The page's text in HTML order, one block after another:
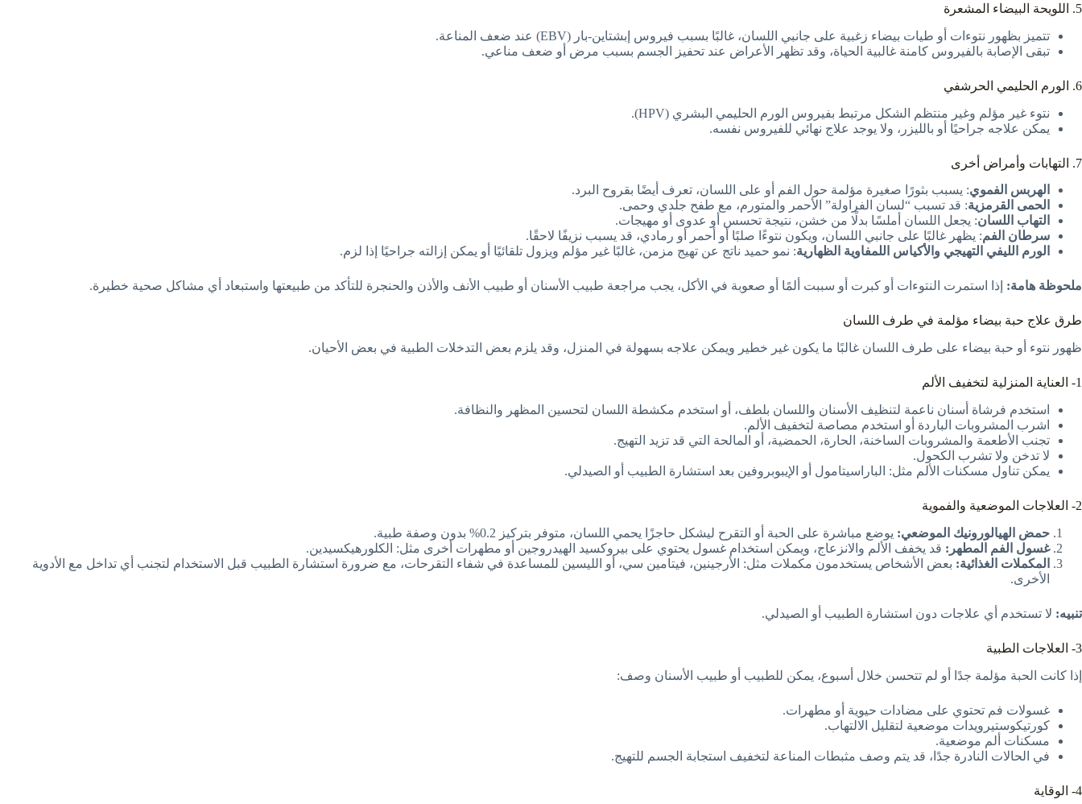
5. اللويحة البيضاء المشعرة
تتميز بظهور نتوءات أو طيات بيضاء زغبية على جانبي اللسان، غالبًا بسبب فيروس إبشتاين-بار (EBV) عند ضعف المناعة.
تبقى الإصابة بالفيروس كامنة غالبية الحياة، وقد تظهر الأعراض عند تحفيز الجسم بسبب مرض أو ضعف مناعي.
6. الورم الحليمي الحرشفي
نتوء غير مؤلم وغير منتظم الشكل مرتبط بفيروس الورم الحليمي البشري (HPV).
يمكن علاجه جراحيًا أو بالليزر، ولا يوجد علاج نهائي للفيروس نفسه.
7. التهابات وأمراض أخرى
الهربس الفموي: يسبب بثورًا صغيرة مؤلمة حول الفم أو على اللسان، تعرف أيضًا بقروح البرد.
الحمى القرمزية: قد تسبب “لسان الفراولة” الأحمر والمتورم، مع طفح جلدي وحمى.
التهاب اللسان: يجعل اللسان أملسًا بدلًا من خشن، نتيجة تحسس أو عدوى أو مهيجات.
سرطان الفم: يظهر غالبًا على جانبي اللسان، ويكون نتوءًا صلبًا أو أحمر أو رمادي، قد يسبب نزيفًا لاحقًا.
الورم الليفي التهيجي والأكياس اللمفاوية الظهارية: نمو حميد ناتج عن تهيج مزمن، غالبًا غير مؤلم ويزول تلقائيًا أو يمكن إزالته جراحيًا إذا لزم.
ملحوظة هامة: إذا استمرت النتوءات أو كبرت أو سببت ألمًا أو صعوبة في الأكل، يجب مراجعة طبيب الأسنان أو طبيب الأنف والأذن والحنجرة للتأكد من طبيعتها واستبعاد أي مشاكل صحية خطيرة.
طرق علاج حبة بيضاء مؤلمة في طرف اللسان
ظهور نتوء أو حبة بيضاء على طرف اللسان غالبًا ما يكون غير خطير ويمكن علاجه بسهولة في المنزل، وقد يلزم بعض التدخلات الطبية في بعض الأحيان.
1- العناية المنزلية لتخفيف الألم
استخدم فرشاة أسنان ناعمة لتنظيف الأسنان واللسان بلطف، أو استخدم مكشطة اللسان لتحسين المظهر والنظافة.
اشرب المشروبات الباردة أو استخدم مصاصة لتخفيف الألم.
تجنب الأطعمة والمشروبات الساخنة، الحارة، الحمضية، أو المالحة التي قد تزيد التهيج.
لا تدخن ولا تشرب الكحول.
يمكن تناول مسكنات الألم مثل: الباراسيتامول أو الإيبوبروفين بعد استشارة الطبيب أو الصيدلي.
2- العلاجات الموضعية والفموية
حمض الهيالورونيك الموضعي: يوضع مباشرة على الحبة أو التقرح ليشكل حاجزًا يحمي اللسان، متوفر بتركيز 0.2% بدون وصفة طبية.
غسول الفم المطهر: قد يخفف الألم والانزعاج، ويمكن استخدام غسول يحتوي على بيروكسيد الهيدروجين أو مطهرات أخرى مثل: الكلورهيكسيدين.
المكملات الغذائية: بعض الأشخاص يستخدمون مكملات مثل: الأرجينين، فيتامين سي، أو الليسين للمساعدة في شفاء التقرحات، مع ضرورة استشارة الطبيب قبل الاستخدام لتجنب أي تداخل مع الأدوية
الأخرى.
تنبيه: لا تستخدم أي علاجات دون استشارة الطبيب أو الصيدلي.
3- العلاجات الطبية
إذا كانت الحبة مؤلمة جدًا أو لم تتحسن خلال أسبوع، يمكن للطبيب أو طبيب الأسنان وصف:
غسولات فم تحتوي على مضادات حيوية أو مطهرات.
كورتيكوستيرويدات موضعية لتقليل الالتهاب.
مسكنات ألم موضعية.
في الحالات النادرة جدًا، قد يتم وصف مثبطات المناعة لتخفيف استجابة الجسم للتهيج.
4- الوقاية